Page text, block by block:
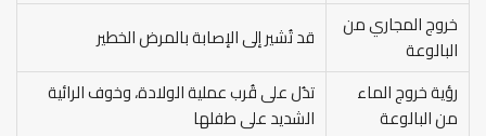
خروج المجاري من
البالوعة
قد تُشير إلى الإصابة بالمرض الخطير
رؤية خروج الماء
من البالوعة
تدُل على قُرب عملية الولادة، وخوف الرائية
الشديد على طفلها